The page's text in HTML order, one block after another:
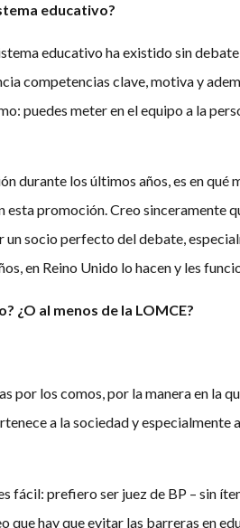
educativo?
educativo ha existido sin
competencias clave, motiva y
puedes meter en el equipo a la
durante los últimos años, es en qué
promoción. Creo sinceramente
socio perfecto del debate,
en Reino Unido lo hacen y les
¿O al menos de la LOMCE?
por los comos, por la manera en la
a la sociedad y especialmente
fácil: prefiero ser juez de BP – sin
que hay que evitar las barreras en